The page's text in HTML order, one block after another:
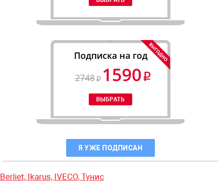
Подписка на год
2748
1590
Я УЖЕ ПОДПИСАН
Berliet, Ikarus, IVECO, Тунис